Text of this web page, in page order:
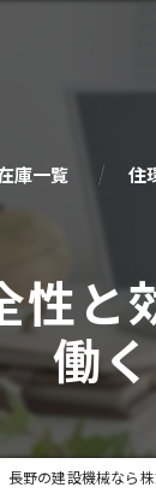
庫一覧 住
働
長野の建設機械なら